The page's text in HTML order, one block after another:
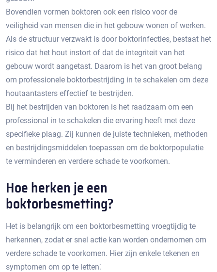
Bovendien vormen boktoren ook een risico voor de
veiligheid van mensen die in het gebouw wonen of werken.​
Als de structuur verzwakt is door boktorinfecties, bestaat het
risico dat het hout instort of dat de integriteit van het
gebouw wordt aangetast. Daarom is het van groot belang
om professionele boktorbestrijding in te schakelen om deze
houtaantasters effectief te bestrijden.​
Bij het bestrijden van boktoren is het raadzaam om een
professional in te schakelen die ervaring heeft met deze
specifieke plaag.​ Zij kunnen de juiste technieken, methoden
en bestrijdingsmiddelen toepassen om de boktorpopulatie
te verminderen en verdere schade te voorkomen.​
Hoe herken je een
boktorbesmetting?​
Het is belangrijk om een boktorbesmetting vroegtijdig te
herkennen, zodat er snel actie kan worden ondernomen om
verdere schade te voorkomen.​ Hier zijn enkele tekenen en
symptomen om op te letten⁚